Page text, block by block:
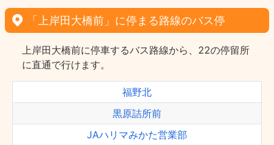
「上岸田大橋前」に停まる路線のバス停
上岸田大橋前に停車するバス路線から、22の停留所
に直通で行けます。
福野北
黒原詰所前
JAハリマみかた営業部